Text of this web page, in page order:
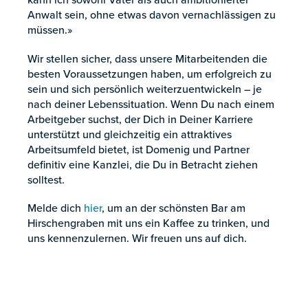
Anwalt sein, ohne etwas davon vernachlässigen zu
müssen.»
Wir stellen sicher, dass unsere Mitarbeitenden die
besten Voraussetzungen haben, um erfolgreich zu
sein und sich persönlich weiterzuentwickeln – je
nach deiner Lebenssituation. Wenn Du nach einem
Arbeitgeber suchst, der Dich in Deiner Karriere
unterstützt und gleichzeitig ein attraktives
Arbeitsumfeld bietet, ist Domenig und Partner
definitiv eine Kanzlei, die Du in Betracht ziehen
solltest.
Melde dich hier, um an der schönsten Bar am
Hirschengraben mit uns ein Kaffee zu trinken, und
uns kennenzulernen. Wir freuen uns auf dich.